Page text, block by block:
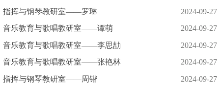
指挥与钢琴教研室——罗琳 2024-09-27
音乐教育与歌唱教研室——谭萌 2024-09-27
音乐教育与歌唱教研室——李思劼 2024-09-27
音乐教育与歌唱教研室——张艳林 2024-09-27
指挥与钢琴教研室——周锴 2024-09-27